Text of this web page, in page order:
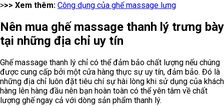
>>> Xem thêm: Công dụng của ghế massage lưng
Nên mua ghế massage thanh lý trưng bày
tại những địa chỉ uy tín
Ghế massage thanh lý chỉ có thể đảm bảo chất lượng nếu chúng
được cung cấp bởi một cửa hàng thực sự uy tín, đảm bảo. Đó là
những địa chỉ luôn đặt tiêu chí sự hài lòng khi sử dụng của khách
hàng lên hàng đầu nên bạn hoàn toàn có thể yên tâm về chất
lượng ghế ngay cả với dòng sản phẩm thanh lý.